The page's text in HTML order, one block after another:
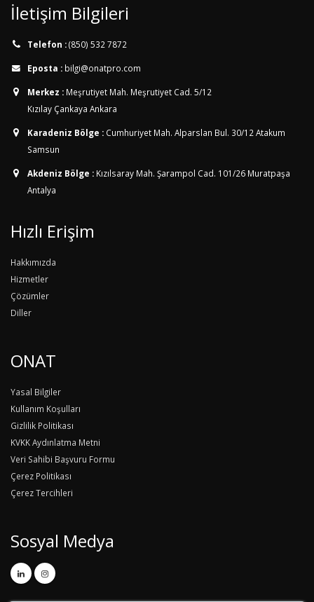
İletişim Bilgileri
Telefon :(850) 532 7872
Eposta : bilgi@onatpro.com
Merkez : Meşrutiyet Mah. Meşrutiyet Cad. 5/12
Kızılay Çankaya Ankara
Karadeniz Bölge : Cumhuriyet Mah. Alparslan Bul. 30/12 Atakum
Samsun
Akdeniz Bölge : Kızılsaray Mah. Şarampol Cad. 101/26 Muratpaşa
Antalya
Hızlı Erişim
Hakkımızda
Hizmetler
Çözümler
Diller
ONAT
Yasal Bilgiler
Kullanım Koşulları
Gizlilik Politikası
KVKK Aydınlatma Metni
Veri Sahibi Başvuru Formu
Çerez Politikası
Çerez Tercihleri
Sosyal Medya